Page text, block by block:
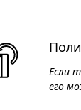
Если
его